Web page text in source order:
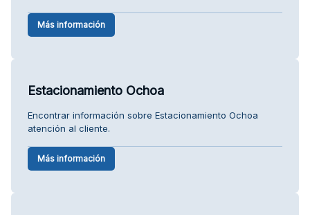
Más información
Estacionamiento Ochoa
Encontrar información sobre Estacionamiento Ochoa
atención al cliente.
Más información